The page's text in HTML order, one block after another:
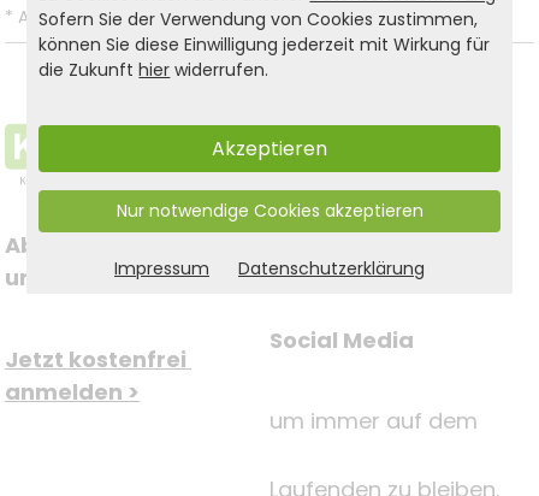
* Alle Preise inkl. gesetzl. MwSt. und zzgl.Versandkosten.
Abonnieren Sie jetzt
unseren Newsletter
Jetzt kostenfrei
anmelden >
Folgen Sie uns auf
Social Media
um immer auf dem
Laufenden zu bleiben.
Sofern Sie der Verwendung von Cookies zustimmen,
können Sie diese Einwilligung jederzeit mit Wirkung für
die Zukunfthier widerrufen.
Akzeptieren
Nur notwendige Cookies akzeptieren
Impressum Datenschutzerklärung